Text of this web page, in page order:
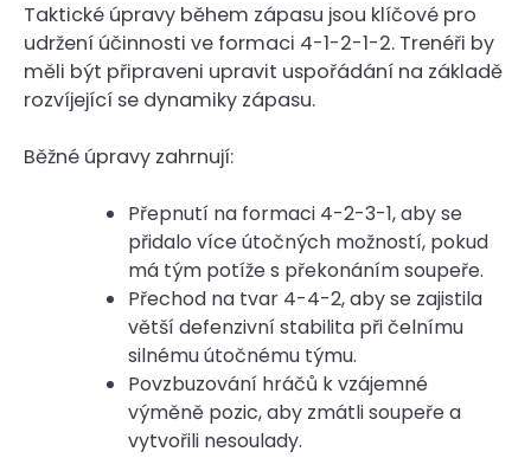
Taktické úpravy během zápasu jsou klíčové pro
udržení účinnosti ve formaci 4-1-2-1-2. Trenéři by
měli být připraveni upravit uspořádání na základě
rozvíjející se dynamiky zápasu.
Běžné úpravy zahrnují:
Přepnutí na formaci 4-2-3-1, aby se
přidalo více útočných možností, pokud
má tým potíže s překonáním soupeře.
Přechod na tvar 4-4-2, aby se zajistila
větší defenzivní stabilita při čelnímu
silnému útočnému týmu.
Povzbuzování hráčů k vzájemné
výměně pozic, aby zmátli soupeře a
vytvořili nesoulady.